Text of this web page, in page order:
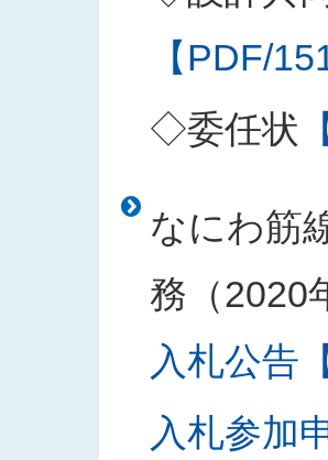
【PDF/
◇委任状
なにわ筋
務（2020
入札公告
入札参加